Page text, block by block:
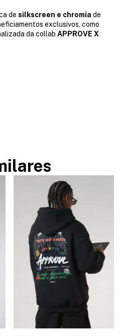
de silkscreen e chromia de
exclusivos, como
da collab APPROVE X